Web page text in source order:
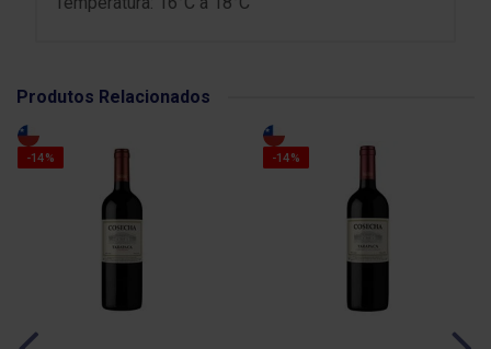
Produtos Relacionados
-14% -14%